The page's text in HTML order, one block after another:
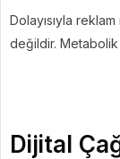
Dolayısıyla
değildir. Metabolik
Dijital